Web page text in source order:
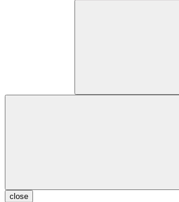
close